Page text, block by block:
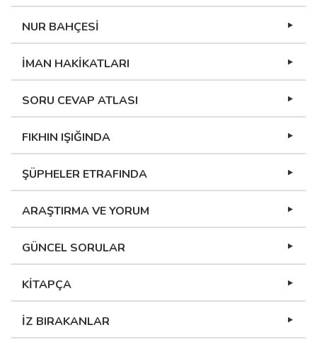
NUR BAHÇESİ
İMAN HAKİKATLARI
SORU CEVAP ATLASI
FIKHIN IŞIĞINDA
ŞÜPHELER ETRAFINDA
ARAŞTIRMA VE YORUM
GÜNCEL SORULAR
KİTAPÇA
İZ BIRAKANLAR